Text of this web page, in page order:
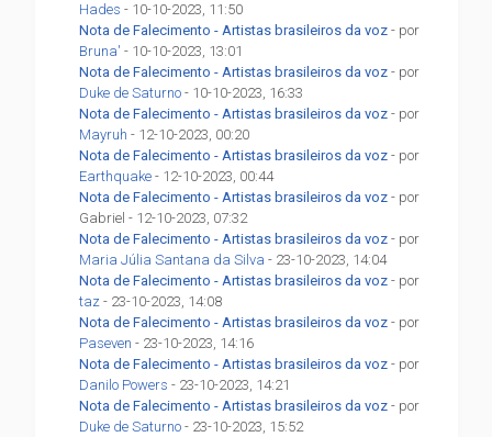
Hades - 10-10-2023, 11:50
Nota de Falecimento - Artistas brasileiros da voz - por
Bruna' - 10-10-2023, 13:01
Nota de Falecimento - Artistas brasileiros da voz - por
Duke de Saturno - 10-10-2023, 16:33
Nota de Falecimento - Artistas brasileiros da voz - por
Mayruh - 12-10-2023, 00:20
Nota de Falecimento - Artistas brasileiros da voz - por
Earthquake - 12-10-2023, 00:44
Nota de Falecimento - Artistas brasileiros da voz - por
Gabriel - 12-10-2023, 07:32
Nota de Falecimento - Artistas brasileiros da voz - por
Maria Júlia Santana da Silva - 23-10-2023, 14:04
Nota de Falecimento - Artistas brasileiros da voz - por
taz - 23-10-2023, 14:08
Nota de Falecimento - Artistas brasileiros da voz - por
Paseven - 23-10-2023, 14:16
Nota de Falecimento - Artistas brasileiros da voz - por
Danilo Powers - 23-10-2023, 14:21
Nota de Falecimento - Artistas brasileiros da voz - por
Duke de Saturno - 23-10-2023, 15:52